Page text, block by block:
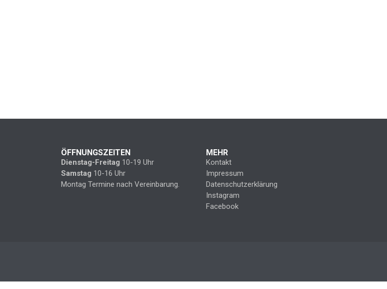
ÖFFNUNGSZEITEN
Dienstag-Freitag 10-19 Uhr
Samstag 10-16 Uhr
Montag Termine nach Vereinbarung.
MEHR
Kontakt
Impressum
Datenschutzerklärung
Instagram
Facebook